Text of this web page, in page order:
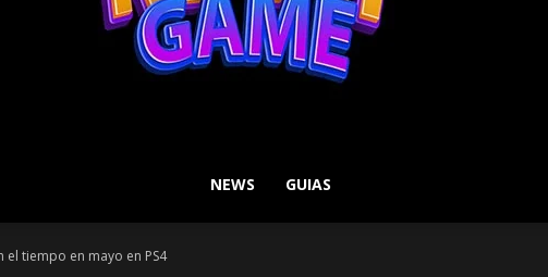
NEWS GUIAS
el tiempo en mayo en PS4